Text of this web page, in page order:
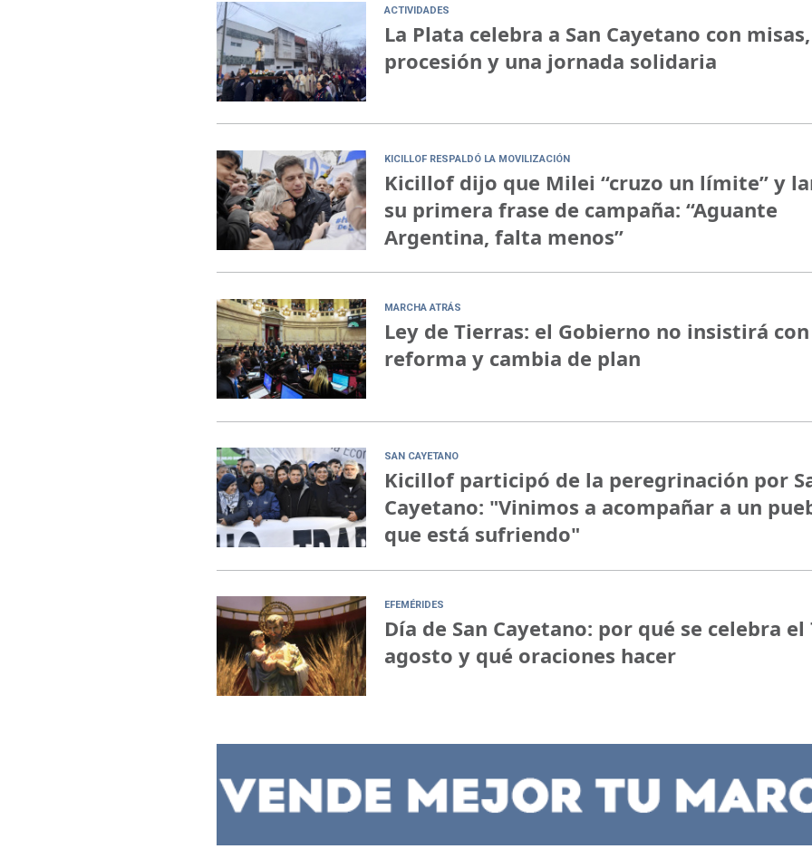
ACTIVIDADES
La Plata celebra a San Cayetano con misas,
procesión y una jornada solidaria
KICILLOF RESPALDÓ LA MOVILIZACIÓN
Kicillof dijo que Milei “cruzo un límite” y
su primera frase de campaña: “Aguante
Argentina, falta menos”
MARCHA ATRÁS
Ley de Tierras: el Gobierno no insistirá
reforma y cambia de plan
SAN CAYETANO
Kicillof participó de la peregrinación por
Cayetano: "Vinimos a acompañar a un
que está sufriendo"
EFEMÉRIDES
Día de San Cayetano: por qué se celebra el
agosto y qué oraciones hacer